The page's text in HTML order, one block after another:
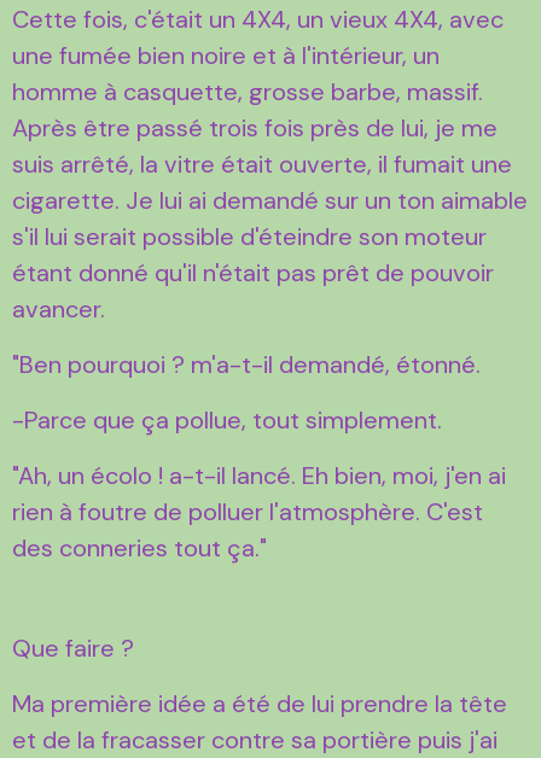
Cette fois, c'était un 4X4, un vieux 4X4, avec
une fumée bien noire et à l'intérieur, un
homme à casquette, grosse barbe, massif.
Après être passé trois fois près de lui, je me
suis arrêté, la vitre était ouverte, il fumait une
cigarette. Je lui ai demandé sur un ton aimable
s'il lui serait possible d'éteindre son moteur
étant donné qu'il n'était pas prêt de pouvoir
avancer.
"Ben pourquoi ? m'a-t-il demandé, étonné.
-Parce que ça pollue, tout simplement.
"Ah, un écolo ! a-t-il lancé. Eh bien, moi, j'en ai
rien à foutre de polluer l'atmosphère. C'est
des conneries tout ça."
Que faire ?
Ma première idée a été de lui prendre la tête
et de la fracasser contre sa portière puis j'ai